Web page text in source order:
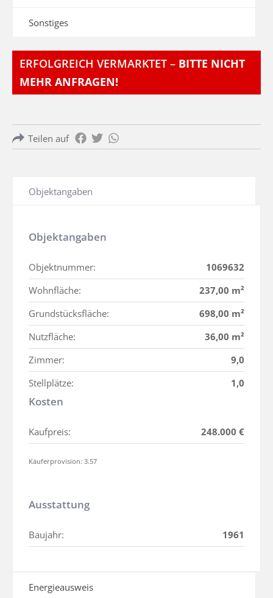
Sonstiges
ERFOLGREICH VERMARKTET – BITTE NICHT
MEHR ANFRAGEN!
Teilen auf
Objektangaben
Objektangaben
Objektnummer:
1069632
Wohnfläche:
237,00 m²
Grundstücksfläche:
698,00 m²
Nutzfläche:
36,00 m²
Zimmer:
9,0
Stellplätze:
1,0
Kosten
Kaufpreis: 248.000 €
Käuferprovision: 3.57
Ausstattung
Baujahr: 1961
Energieausweis